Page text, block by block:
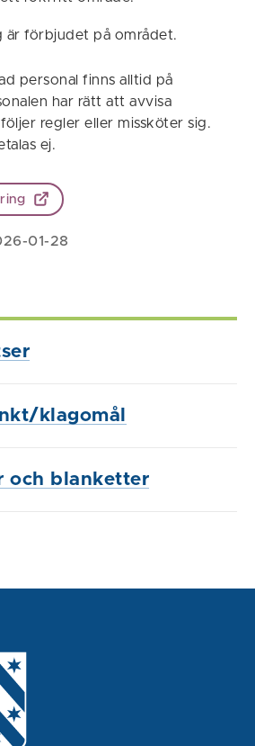
är förbjudet på området.
personal finns alltid på
har rätt att avvisa
regler eller missköter sig.
ej.
01-28
klagomål
och blanketter